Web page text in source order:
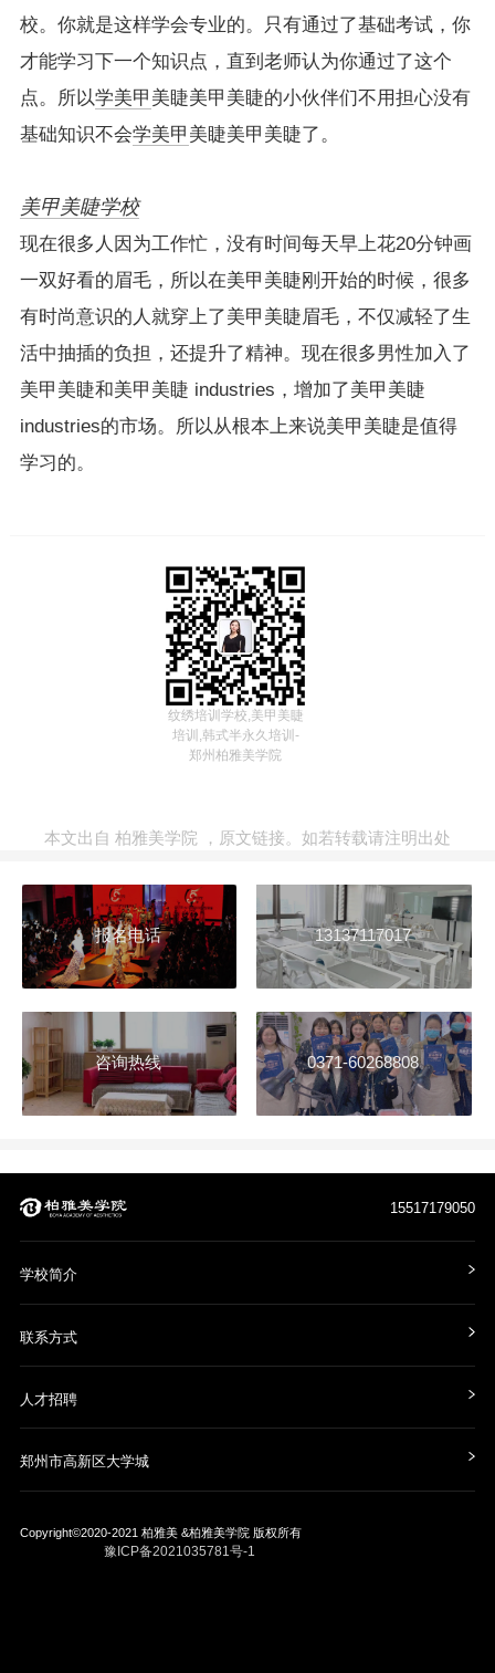
校。你就是这样学会专业的。只有通过了基础考试，你
才能学习下一个知识点，直到老师认为你通过了这个
点。所以学美甲 美睫美甲美睫的小伙伴们不用担心没有
基础知识不会学美甲 美睫美甲美睫了。
美甲美睫学校
现在很多人因为工作忙，没有时间每天早上花20分钟画
一双好看的眉毛，所以在美甲美睫刚开始的时候，很多
有时尚意识的人就穿上了美甲美睫眉毛，不仅减轻了生
活中抽插的负担，还提升了精神。现在很多男性加入了
美甲美睫和美甲美睫 industries，增加了美甲美睫
industries的市场。所以从根本上来说美甲美睫是值得
学习的。
纹绣培训学校,美甲美睫
培训,韩式半永久培训-
郑州柏雅美学院
本文出自 柏雅美学院 ， 原文链接。如若转载请注明出处
报名电话 13137117017
咨询热线 0371-60268808
15517179050
学校简介
联系方式
人才招聘
郑州市高新区大学城
Copyright©2020-2021 柏雅美 &柏雅美学院 版权所有
豫ICP备2021035781号-1